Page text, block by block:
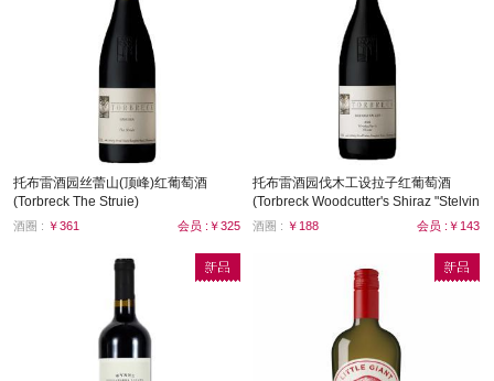
托布雷酒园丝蕾山(顶峰)红葡萄酒
(Torbreck The Struie)
酒圈 : ￥361 会员 :￥325
托布雷酒园伐木工设拉子红葡萄酒
(Torbreck Woodcutter's Shiraz "Stelvin
Seal")
酒圈 : ￥188 会员 :￥143